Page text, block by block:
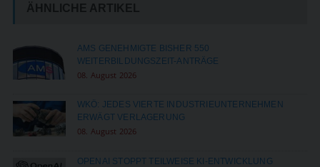
ÄHNLICHE ARTIKEL
AMS GENEHMIGTE BISHER 550
WEITERBILDUNGSZEIT-ANTRÄGE
08. August 2026
WKÖ: JEDES VIERTE INDUSTRIEUNTERNEHMEN
ERWÄGT VERLAGERUNG
08. August 2026
OPENAI STOPPT TEILWEISE KI-ENTWICKLUNG